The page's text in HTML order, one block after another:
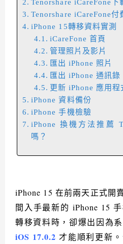
Tenorshare iCareFone下
Tenorshare iCareFone付
iPhone 15轉移資料實測
iCareFone 首頁
管理照片及影片
匯出 iPhone 照片
匯出 iPhone 通訊錄
更新 iPhone 應用程
iPhone 資料備份
iPhone 手機檢驗
iPhone 換機方法推薦
嗎？
iPhone 15 在前兩天正式開
間入手最新的 iPhone 15
轉移資料時，卻爆出因為
iOS 17.0.2 才能順利更新